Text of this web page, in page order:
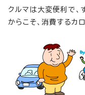
クルマは大変便利で、
からこそ、消費するカ